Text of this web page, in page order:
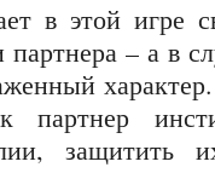
в этой игре
– а в
партнер
защитить